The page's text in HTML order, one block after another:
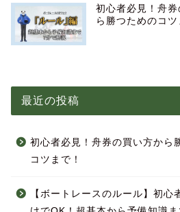
初心者必見！舟
ら勝つためのコツ
最近の投稿
初心者必見！舟券の買い方から
コツまで！
【ボートレースのルール】初心